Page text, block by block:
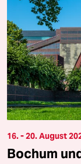
16. - 20. August
Bochum